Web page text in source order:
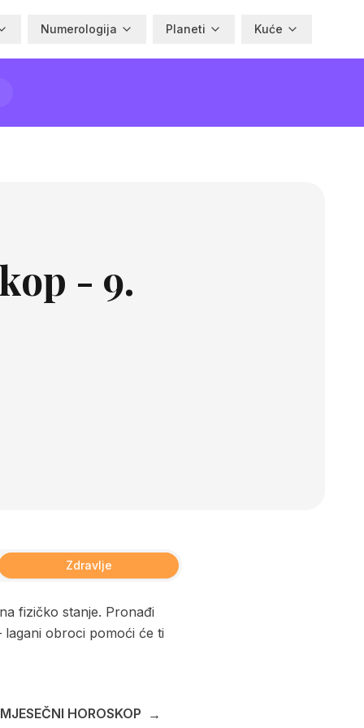
Numerologija Planeti Kuće
- 9.
Zdravlje
fizičko stanje. Pronađi
obroci pomoći će ti
HOROSKOP →